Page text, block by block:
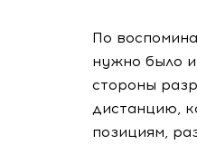
По
нужно было
стороны
дистанцию,
позициям,